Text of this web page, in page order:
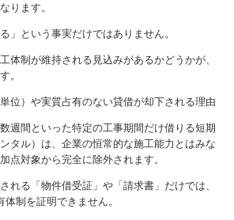
ります。
」という事実だけではありません。
体制が維持される見込みがあるかどうかが、
。
位）や実質占有のない貸借が却下される理由
週間といった特定の工事期間だけ借りる短期
タル）は、企業の恒常的な施工能力とはみな
点対象から完全に除外されます。
れる「物件借受証」や「請求書」だけでは、
制を証明できません。